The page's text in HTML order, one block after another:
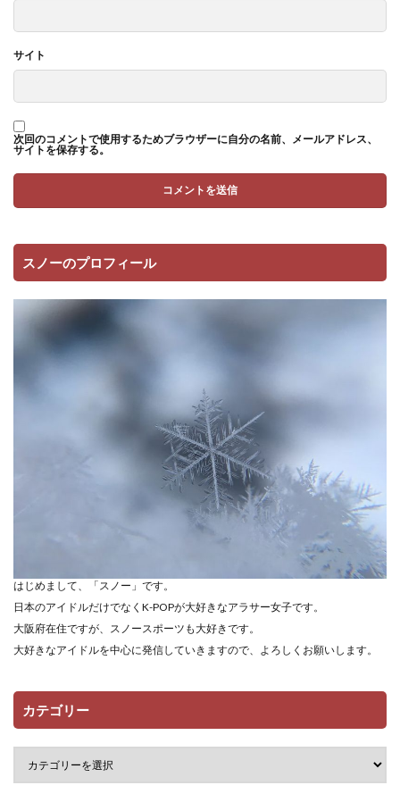
サイト
次回のコメントで使用するためブラウザーに自分の名前、メールアドレス、
サイトを保存する。
スノーのプロフィール
はじめまして、「スノー」です。
日本のアイドルだけでなくK-POPが大好きなアラサー女子です。
大阪府在住ですが、スノースポーツも大好きです。
大好きなアイドルを中心に発信していきますので、よろしくお願いします。
カテゴリー